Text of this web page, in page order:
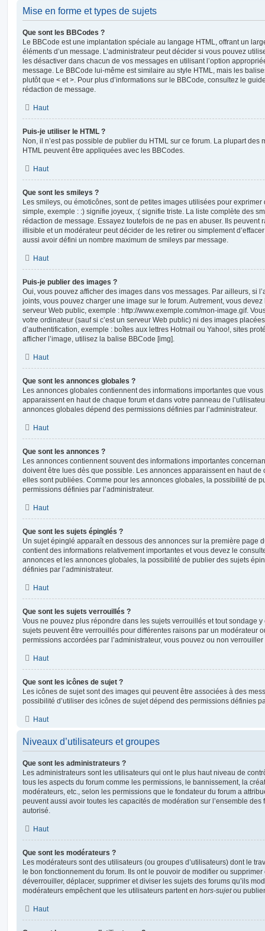
Mise en forme et types de sujets
Que sont les BBCodes ?
Le BBCode est une implantation spéciale au langage HTML, offrant un
éléments d’un message. L’administrateur peut décider si vous pouvez
les désactiver dans chacun de vos messages en utilisant l’option
message. Le BBCode lui-même est similaire au style HTML, mais les
plutôt que < et >. Pour plus d’informations sur le BBCode, consultez le
rédaction de message.
Haut
Puis-je utiliser le HTML ?
Non, il n’est pas possible de publier du HTML sur ce forum. La plupart des
HTML peuvent être appliquées avec les BBCodes.
Haut
Que sont les smileys ?
Les smileys, ou émoticônes, sont de petites images utilisées pour
simple, exemple : :) signifie joyeux, :( signifie triste. La liste complète des
rédaction de message. Essayez toutefois de ne pas en abuser. Ils peuvent
illisible et un modérateur peut décider de les retirer ou simplement
aussi avoir défini un nombre maximum de smileys par message.
Haut
Puis-je publier des images ?
Oui, vous pouvez afficher des images dans vos messages. Par ailleurs, si
joints, vous pouvez charger une image sur le forum. Autrement, vous
serveur Web public, exemple : http://www.exemple.com/mon-image.gif.
votre ordinateur (sauf si c’est un serveur Web public) ni des images
d’authentification, exemple : boîtes aux lettres Hotmail ou Yahoo!, sites
afficher l’image, utilisez la balise BBCode [img].
Haut
Que sont les annonces globales ?
Les annonces globales contiennent des informations importantes que
apparaissent en haut de chaque forum et dans votre panneau de
annonces globales dépend des permissions définies par l’administrateur.
Haut
Que sont les annonces ?
Les annonces contiennent souvent des informations importantes
doivent être lues dès que possible. Les annonces apparaissent en haut
elles sont publiées. Comme pour les annonces globales, la possibilité de
permissions définies par l’administrateur.
Haut
Que sont les sujets épinglés ?
Un sujet épinglé apparaît en dessous des annonces sur la première page
contient des informations relativement importantes et vous devez le
annonces et les annonces globales, la possibilité de publier des sujets
définies par l’administrateur.
Haut
Que sont les sujets verrouillés ?
Vous ne pouvez plus répondre dans les sujets verrouillés et tout sondage
sujets peuvent être verrouillés pour différentes raisons par un modérateur
permissions accordées par l’administrateur, vous pouvez ou non
Haut
Que sont les icônes de sujet ?
Les icônes de sujet sont des images qui peuvent être associées à des
possibilité d’utiliser des icônes de sujet dépend des permissions définies
Haut
Niveaux d’utilisateurs et groupes
Que sont les administrateurs ?
Les administrateurs sont les utilisateurs qui ont le plus haut niveau de
tous les aspects du forum comme les permissions, le bannissement, la
modérateurs, etc., selon les permissions que le fondateur du forum a
peuvent aussi avoir toutes les capacités de modération sur l’ensemble
autorisé.
Haut
Que sont les modérateurs ?
Les modérateurs sont des utilisateurs (ou groupes d’utilisateurs) dont le
le bon fonctionnement du forum. Ils ont le pouvoir de modifier ou
déverrouiller, déplacer, supprimer et diviser les sujets des forums qu’ils
modérateurs empêchent que les utilisateurs partent en hors-sujetou
Haut